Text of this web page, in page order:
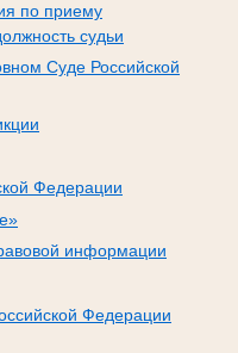
по приему
судьи
Суде Российской
Федерации
информации
Федерации